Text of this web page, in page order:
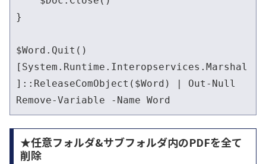
}
$Word.Quit()
[System.Runtime.Interopservices.Marshal
]::ReleaseComObject($Word) | Out-Null
Remove-Variable -Name Word
★任意フォルダ&サブフォルダ内のPDFを全て
削除